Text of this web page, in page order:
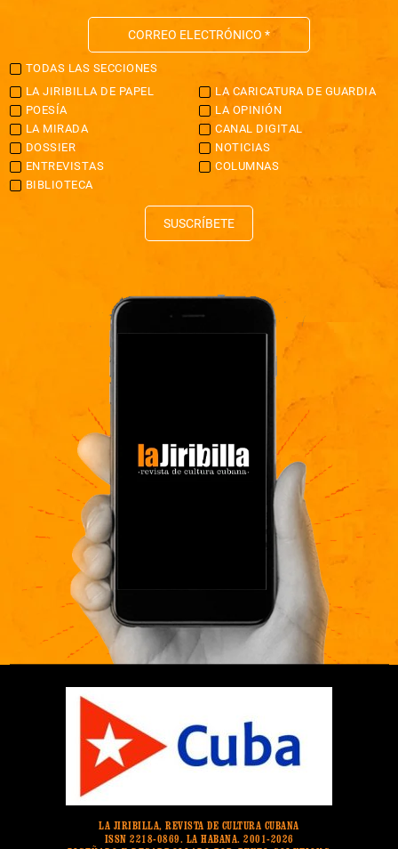
TODAS LAS SECCIONES
LA JIRIBILLA DE PAPEL
LA CARICATURA DE GUARDIA
POESÍA
LA OPINIÓN
LA MIRADA
CANAL DIGITAL
DOSSIER
NOTICIAS
ENTREVISTAS
COLUMNAS
BIBLIOTECA
SUSCRÍBETE
LA JIRIBILLA, REVISTA DE CULTURA CUBANA
ISSN 2218-0869. LA HABANA. 2001-2026